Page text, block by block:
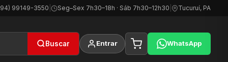
99149-3550 | Seg–Sex 7h30–18h · Sáb 7h30–12h30 Tucuruí, PA
Buscar Entrar WhatsApp